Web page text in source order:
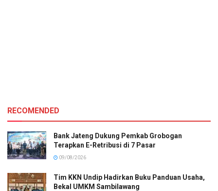
RECOMENDED
Bank Jateng Dukung Pemkab Grobogan
Terapkan E-Retribusi di 7 Pasar
09/08/2026
Tim KKN Undip Hadirkan Buku Panduan Usaha,
Bekal UMKM Sambilawang